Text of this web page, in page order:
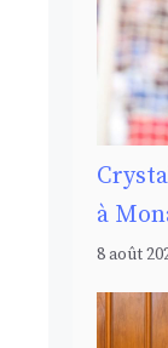
à
8 août